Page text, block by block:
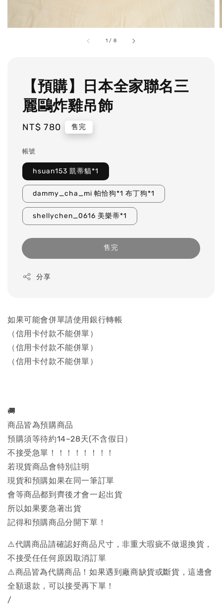
1 / 8
【預購】日本全家聯名三
麗鷗炸雞吊飾
Regular
NT$ 780 售完
帳號
hsuan153 凱蒂貓*1
dammy_cha_mi 帕恰狗*1 布丁狗*1
shellychen_0616 美樂蒂*1
售完
分享
如果可能會併單請使用銀行轉帳
（信用卡付款不能併單）
（信用卡付款不能併單）
（信用卡付款不能併單）
🚚
商品皆為預購商品
預購須等待約14~28天(不含假日）
不接受急單！！！！！！！！
若現貨商品會特別註明
現貨和預購如果在同一筆訂單
會等商品都到齊後才會一起出貨
所以如果要急著出貨
記得和預購商品分開下單！
⚠️代購商品請確認好商品尺寸，非重大瑕疵不做退換貨，
不接受任任何原因取消訂單
⚠️商品皆為代購商品！如果遇到廠商缺貨或斷貨，這邊會
全額退款，可以接受再下單！
/